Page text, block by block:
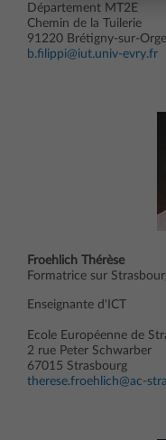
Département MT2E
Chemin de la Tuilerie
91220 Brétigny-sur-Orge
b.filippi@iut.univ-evry.fr
Froehlich Thérèse
Formatrice sur
Enseignante d'ICT
Ecole Européenne de
2 rue Peter Schwarber
67015 Strasbourg
therese.froehlich@ac-